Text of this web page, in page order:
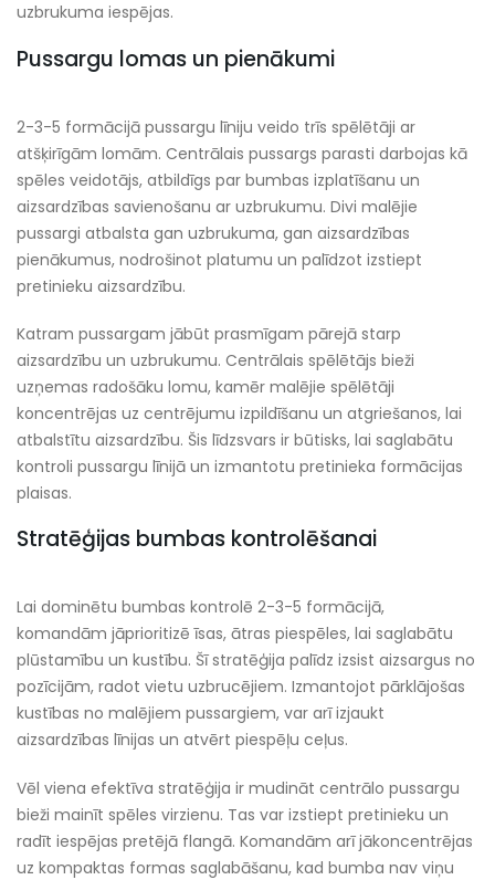
uzbrukuma iespējas.
Pussargu lomas un pienākumi
2-3-5 formācijā pussargu līniju veido trīs spēlētāji ar
atšķirīgām lomām. Centrālais pussargs parasti darbojas kā
spēles veidotājs, atbildīgs par bumbas izplatīšanu un
aizsardzības savienošanu ar uzbrukumu. Divi malējie
pussargi atbalsta gan uzbrukuma, gan aizsardzības
pienākumus, nodrošinot platumu un palīdzot izstiept
pretinieku aizsardzību.
Katram pussargam jābūt prasmīgam pārejā starp
aizsardzību un uzbrukumu. Centrālais spēlētājs bieži
uzņemas radošāku lomu, kamēr malējie spēlētāji
koncentrējas uz centrējumu izpildīšanu un atgriešanos, lai
atbalstītu aizsardzību. Šis līdzsvars ir būtisks, lai saglabātu
kontroli pussargu līnijā un izmantotu pretinieka formācijas
plaisas.
Stratēģijas bumbas kontrolēšanai
Lai dominētu bumbas kontrolē 2-3-5 formācijā,
komandām jāprioritizē īsas, ātras piespēles, lai saglabātu
plūstamību un kustību. Šī stratēģija palīdz izsist aizsargus no
pozīcijām, radot vietu uzbrucējiem. Izmantojot pārklājošas
kustības no malējiem pussargiem, var arī izjaukt
aizsardzības līnijas un atvērt piespēļu ceļus.
Vēl viena efektīva stratēģija ir mudināt centrālo pussargu
bieži mainīt spēles virzienu. Tas var izstiept pretinieku un
radīt iespējas pretējā flangā. Komandām arī jākoncentrējas
uz kompaktas formas saglabāšanu, kad bumba nav viņu